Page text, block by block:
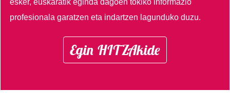
esker, euskaratik eginda dagoen tokiko informazio
profesionala garatzen eta indartzen lagunduko duzu.
Egin HITZAkide